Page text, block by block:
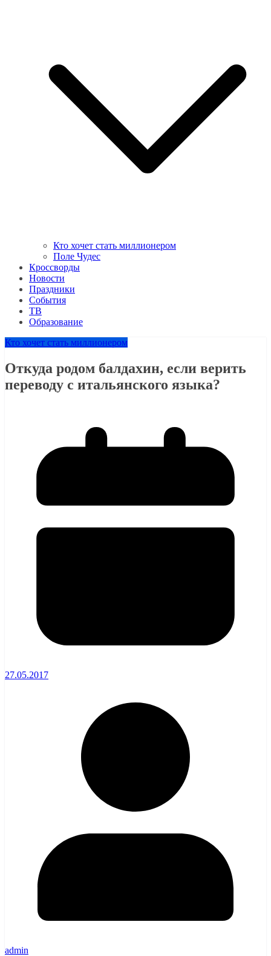
Кто хочет стать миллионером
Поле Чудес
Кроссворды
Новости
Праздники
События
ТВ
Образование
Кто хочет стать миллионером
Откуда родом балдахин, если верить
переводу с итальянского языка?
27.05.2017
admin